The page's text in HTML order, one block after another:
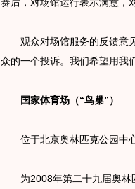
观众对场馆服务的反馈意见
众的一个投诉。我们希望用我
国家体育场（“鸟巢”）
位于北京奥林匹克公园中
为2008年第二十九届奥林